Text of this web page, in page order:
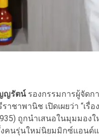
ญรัตน์รองกรรมการผู้จัดก
าชาพานิช เปิดเผยว่า “เ
ถูกนำเสนอในมุมมอ
คนรุ่นใหม่นิยมมิกซ์แอนด์แ